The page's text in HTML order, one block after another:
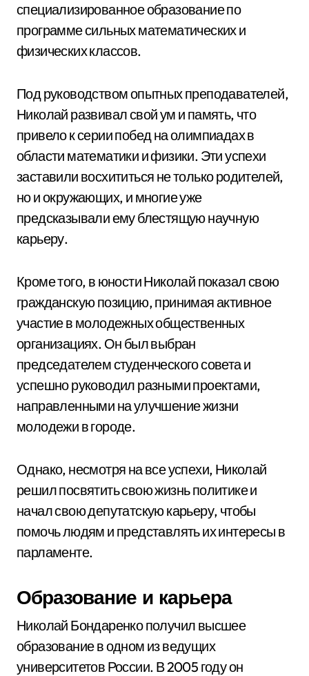
специализированное образование по
программе сильных математических и
физических классов.
Под руководством опытных преподавателей,
Николай развивал свой ум и память, что
привело к серии побед на олимпиадах в
области математики и физики. Эти успехи
заставили восхититься не только родителей,
но и окружающих, и многие уже
предсказывали ему блестящую научную
карьеру.
Кроме того, в юности Николай показал свою
гражданскую позицию, принимая активное
участие в молодежных общественных
организациях. Он был выбран
председателем студенческого совета и
успешно руководил разными проектами,
направленными на улучшение жизни
молодежи в городе.
Однако, несмотря на все успехи, Николай
решил посвятить свою жизнь политике и
начал свою депутатскую карьеру, чтобы
помочь людям и представлять их интересы в
парламенте.
Образование и карьера
Николай Бондаренко получил высшее
образование в одном из ведущих
университетов России. В 2005 году он